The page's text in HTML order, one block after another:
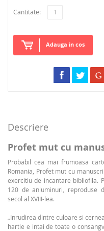
Cantitate:
Adauga in cos
Descriere
Profet mut cu
Probabil cea mai frumoasa
Romania, Profet mut cu
exercitiu de incantare bibliofila.
120 de anluminuri, reproduse
secol al XVIII-lea.
„Inrudirea dintre culoare si
hartie e intai de toate o